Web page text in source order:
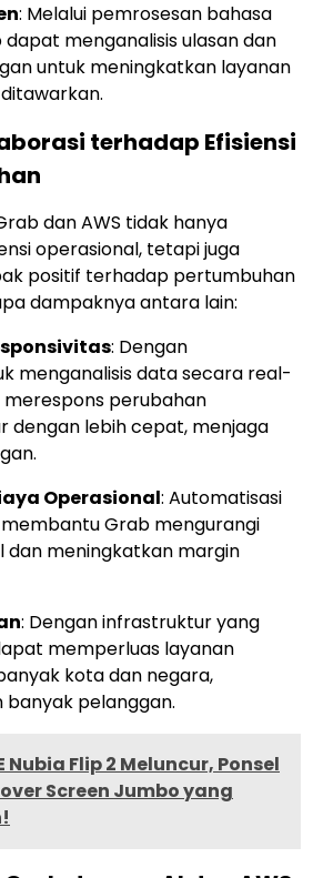
: Melalui pemrosesan bahasa
dapat menganalisis ulasan dan
untuk meningkatkan layanan
terhadap Efisiensi
dan AWS tidak hanya
operasional, tetapi juga
positif terhadap pertumbuhan
dampaknya antara lain:
: Dengan
menganalisis data secara real-
perubahan
dengan lebih cepat, menjaga
Operasional: Automatisasi
Grab mengurangi
dan meningkatkan margin
: Dengan infrastruktur yang
memperluas layanan
kota dan negara,
banyak pelanggan.
Nubia Flip 2 Meluncur, Ponsel
Screen Jumbo yang